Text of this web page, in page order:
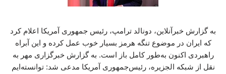
به گزارش خبرآنلاین، دونالد ترامپ، رئیس جمهوری آمریکا اعلام کرد
که ایران در موضوع تنگه هرمز بسیار خوب عمل کرده و این آبراه
راهبردی اکنون به‌طور کامل باز است. به گزارش خبرگزاری مهر به
نقل از شبکه الجزیره، رئیس‌جمهوری آمریکا مدعی شد: توانسته‌ایم